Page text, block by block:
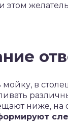
этом
мойку, в
ниже,